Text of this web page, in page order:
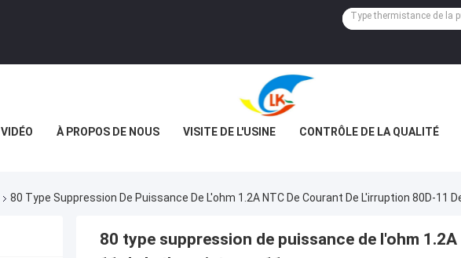
VIDÉO À PROPOS DE NOUS VISITE DE L'USINE CONTRÔLE DE LA QUALITÉ
80 Type Suppression De Puissance De L'ohm 1.2A NTC De Courant De L'irruption 80D-11
80 type suppression de puissance de l'ohm